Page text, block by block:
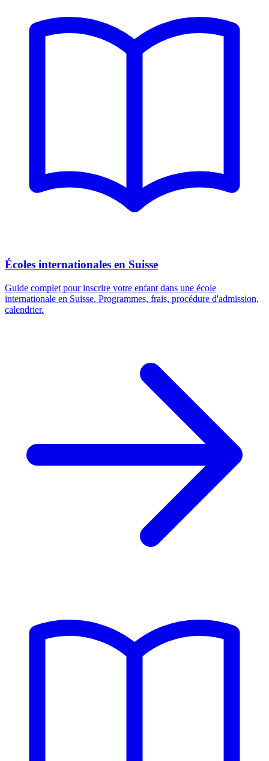
Écoles internationales en Suisse
Guide complet pour inscrire votre enfant dans une école
internationale en Suisse. Programmes, frais, procédure d'admission,
calendrier.